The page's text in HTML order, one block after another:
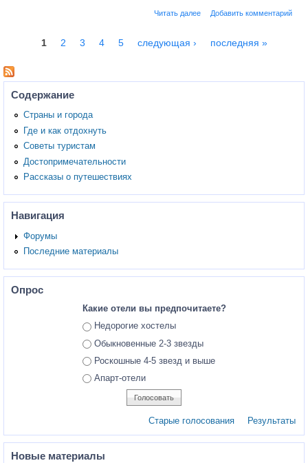
Читать далее Добавить комментарий
1 2 3 4 5 следующая › последняя »
Содержание
Страны и города
Где и как отдохнуть
Советы туристам
Достопримечательности
Рассказы о путешествиях
Навигация
Форумы
Последние материалы
Опрос
Какие отели вы предпочитаете?
Ответы
Недорогие хостелы
Обыкновенные 2-3 звезды
Роскошные 4-5 звезд и выше
Апарт-отели
Старые голосования Результаты
Новые материалы